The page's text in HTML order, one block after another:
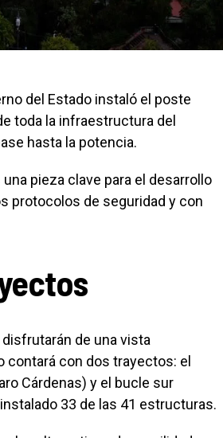
del Estado instaló el poste
toda la infraestructura del
hasta la potencia.
pieza clave para el desarrollo
protocolos de seguridad y con
de una vista
contará con dos trayectos: el
Cárdenas) y el bucle sur
33 de las 41 estructuras.